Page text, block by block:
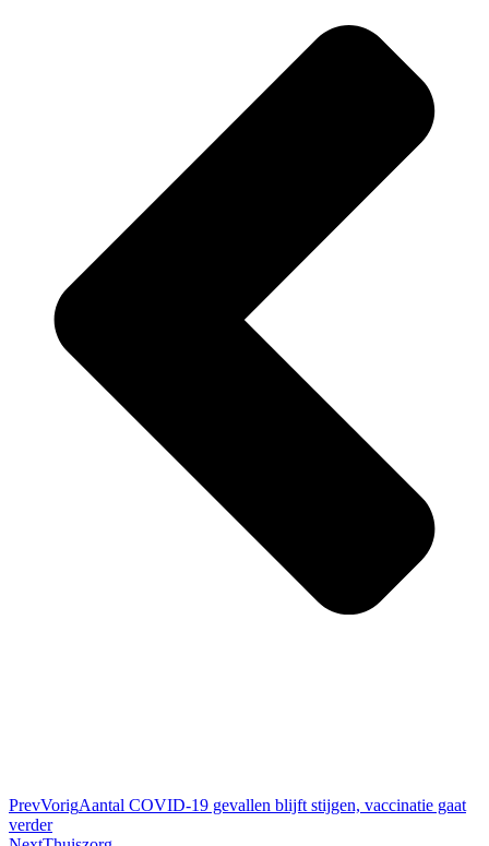
PrevVorigAantal COVID-19 gevallen blijft stijgen, vaccinatie gaat
verder